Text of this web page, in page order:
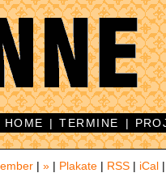
HOME |TERMINE |
| » | Plakate | RSS | iCal |